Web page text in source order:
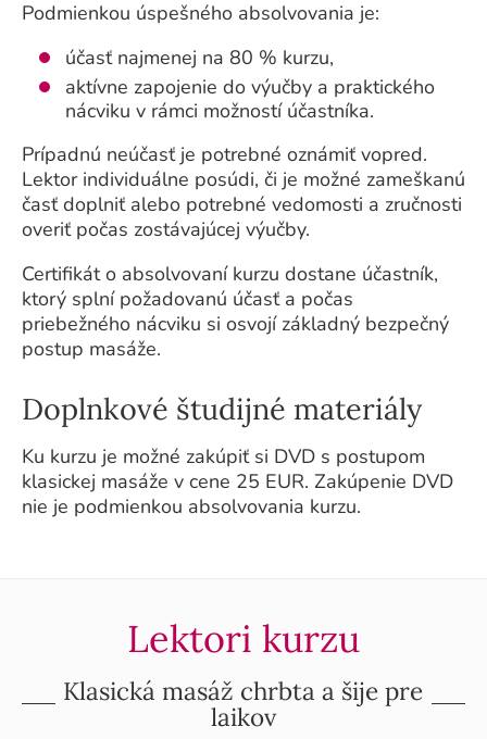
Podmienkou úspešného absolvovania je:
účasť najmenej na 80 % kurzu,
aktívne zapojenie do výučby a praktického
nácviku v rámci možností účastníka.
Prípadnú neúčasť je potrebné oznámiť vopred.
Lektor individuálne posúdi, či je možné zameškanú
časť doplniť alebo potrebné vedomosti a zručnosti
overiť počas zostávajúcej výučby.
Certifikát o absolvovaní kurzu dostane účastník,
ktorý splní požadovanú účasť a počas
priebežného nácviku si osvojí základný bezpečný
postup masáže.
Doplnkové študijné materiály
Ku kurzu je možné zakúpiť si DVD s postupom
klasickej masáže v cene 25 EUR. Zakúpenie DVD
nie je podmienkou absolvovania kurzu.
Lektori kurzu
Klasická masáž chrbta a šije pre
laikov